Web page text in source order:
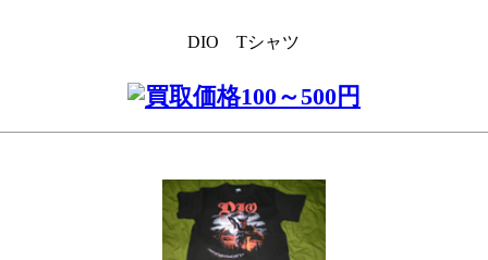
DIO Tシャツ